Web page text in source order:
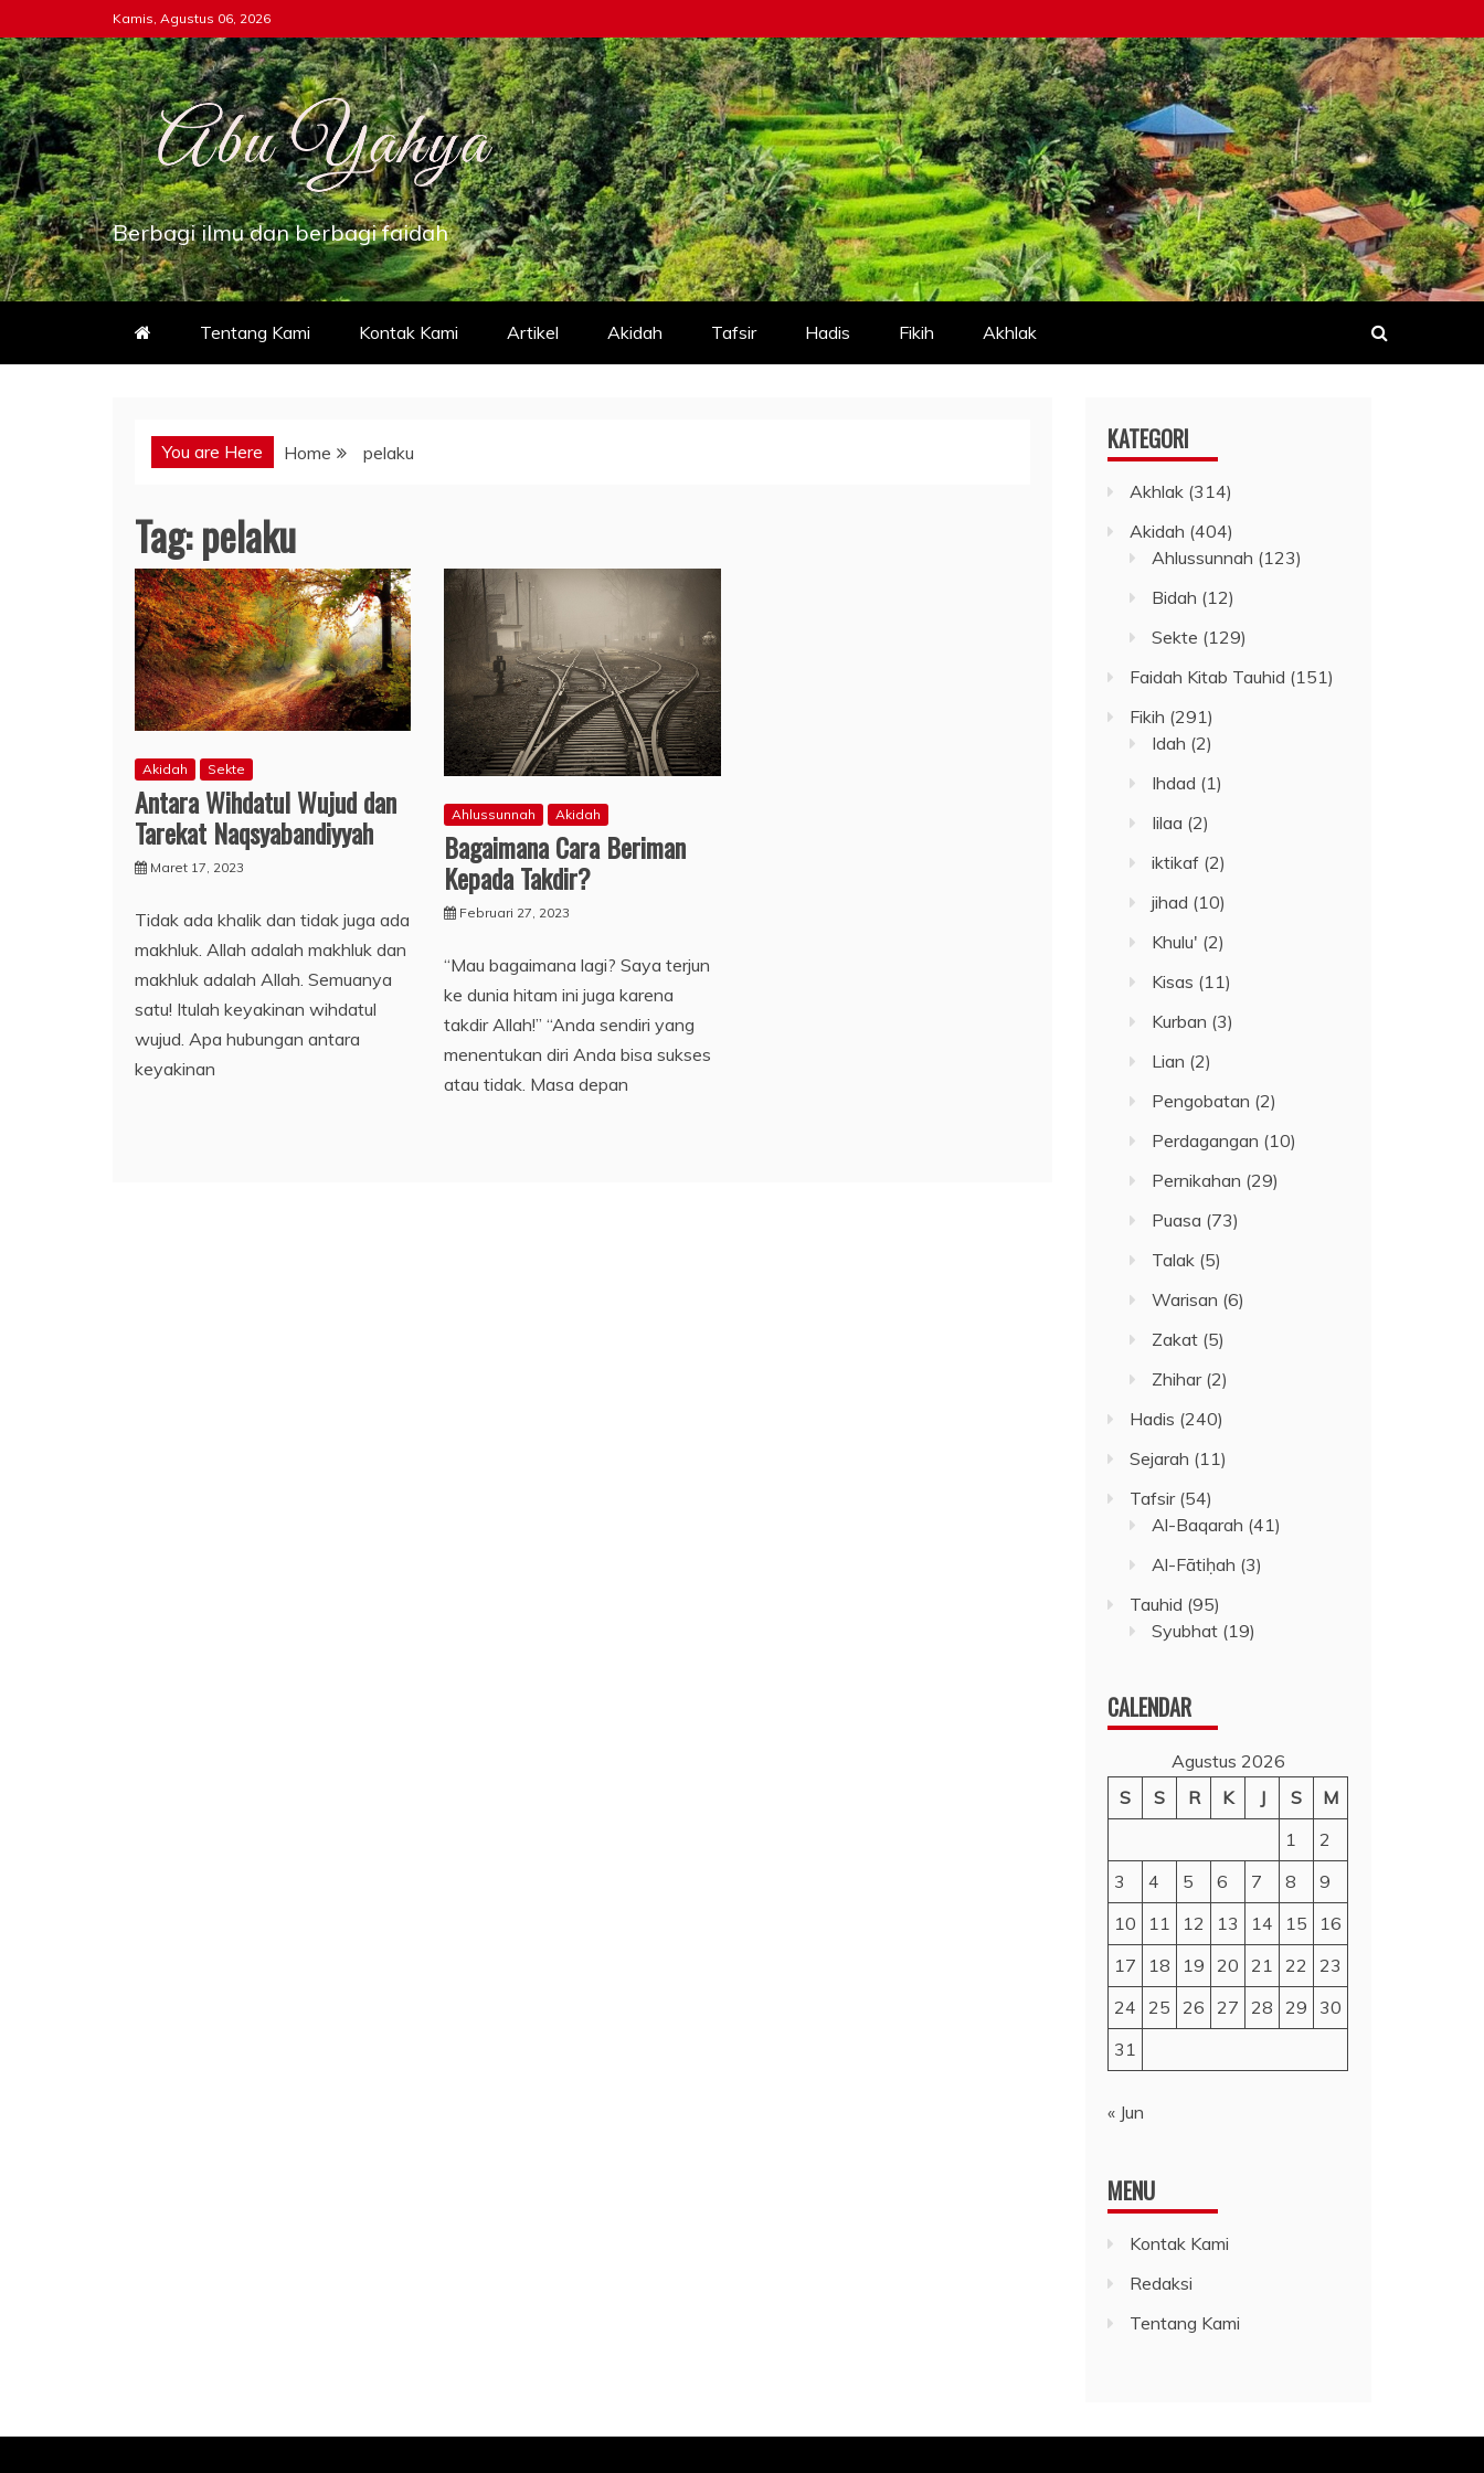
to
content
Kamis, Agustus 06, 2026
Berbagi ilmu dan berbagi faidah
Tentang Kami Kontak Kami Artikel Akidah Tafsir Hadis Fikih Akhlak
You are Here Home pelaku
Tag:pelaku
Akidah Sekte
Antara Wihdatul Wujud dan
Tarekat Naqsyabandiyyah
Maret 17, 2023
Tidak ada khalik dan tidak juga ada
makhluk. Allah adalah makhluk dan
makhluk adalah Allah. Semuanya
satu! Itulah keyakinan wihdatul
wujud. Apa hubungan antara
keyakinan
Ahlussunnah Akidah
Bagaimana Cara Beriman
Kepada Takdir?
Februari 27, 2023
“Mau bagaimana lagi? Saya terjun
ke dunia hitam ini juga karena
takdir Allah!” “Anda sendiri yang
menentukan diri Anda bisa sukses
atau tidak. Masa depan
KATEGORI
Akhlak (314)
Akidah (404)
Ahlussunnah (123)
Bidah (12)
Sekte (129)
Faidah Kitab Tauhid (151)
Fikih (291)
Idah (2)
Ihdad (1)
Iilaa (2)
iktikaf (2)
jihad (10)
Khulu' (2)
Kisas (11)
Kurban (3)
Lian (2)
Pengobatan (2)
Perdagangan (10)
Pernikahan (29)
Puasa (73)
Talak (5)
Warisan (6)
Zakat (5)
Zhihar(2)
Hadis (240)
Sejarah (11)
Tafsir(54)
Al-Baqarah (41)
Al-Fātiḥah (3)
Tauhid (95)
Syubhat (19)
CALENDAR
Agustus 2026
S
S R K J S
M
1
2
3
4 5 6 7 8
9
10
11 12 13 14 15
16
17
18 19 20 21 22
23
24
25 26 27 28 29
30
31
« Jun
MENU
Kontak Kami
Redaksi
Tentang Kami